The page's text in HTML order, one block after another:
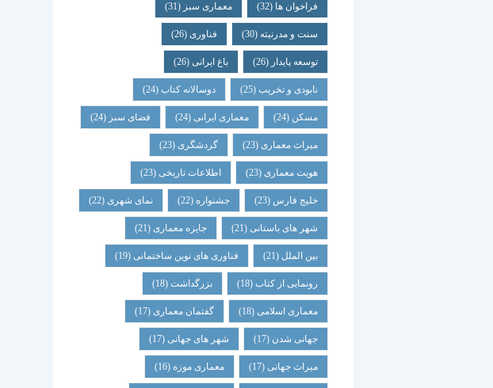
فراخوان ها (32) معماری سبز (31)
سنت و مدرنیته (30) فناوری(26)
توسعه پایدار (26) باغ ایرانی(26)
نابودی و تخریب(25) دوسالانه کتاب(24)
مسکن (24) معماری ایرانی(24) فضای سبز (24)
میراث معماری(23) گردشگری(23)
هویت معماری(23) اطلاعات تاریخی(23)
خلیج فارس (23) جشنواره (22) نمای شهری(22)
شهر های باستانی(21) جایزه معماری(21)
بین الملل (21) فناوری های نوین ساختمانی(19)
رونمایی از کتاب(18) بزرگداشت(18)
معماری اسلامی(18) گفتمان معماری(17)
جهانی شدن (17) شهر های جهانی(17)
میراث جهانی(17) معماری موزه (16)